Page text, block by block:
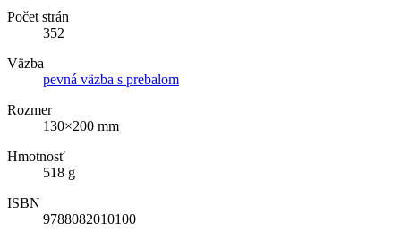
Počet strán
352
Väzba
pevná väzba s prebalom
Rozmer
130×200 mm
Hmotnosť
518 g
ISBN
9788082010100